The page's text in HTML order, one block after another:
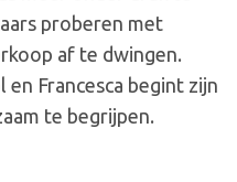
proberen met
af te dwingen.
Francesca begint zijn
te begrijpen.